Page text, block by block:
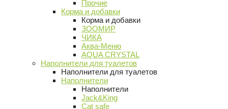
Прочие
Корма и добавки
Корма и добавки
ЗООМИР
ЧИКА
Аква-Меню
AQUA CRYSTAL
Наполнители для туалетов
Наполнители для туалетов
Наполнители
Наполнители
Jack&King
Cat safe